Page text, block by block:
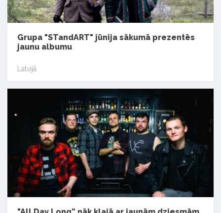
Grupa "STandART" jūnija sākumā prezentēs
jaunu albumu
Latvijā